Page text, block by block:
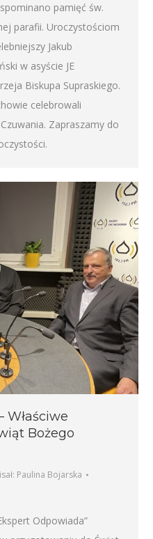
pamięć św.
parafii. Uroczystościom
Jakub
w asyście JE
Biskupa Supraskiego.
celebrowali
Zapraszamy do
Właściwe
Bożego
Paulina Bojarska
Odpowiada”